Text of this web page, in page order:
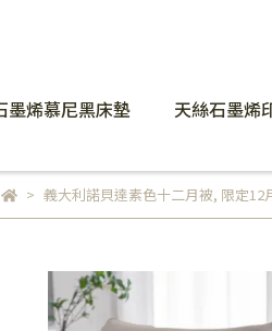
墨烯慕尼黑床墊 天絲石墨烯
義大利諾貝達素色十二月被, 限定12